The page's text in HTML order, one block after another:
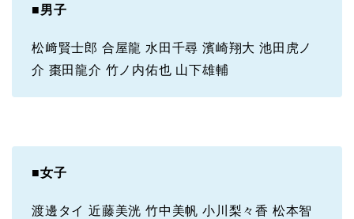
■男子
松﨑賢士郎 合屋龍 水田千尋 濱崎翔大 池田虎ノ
介 棗田龍介 竹ノ内佑也 山下雄輔
■女子
渡邊タイ 近藤美洸 竹中美帆 小川梨々香 松本智